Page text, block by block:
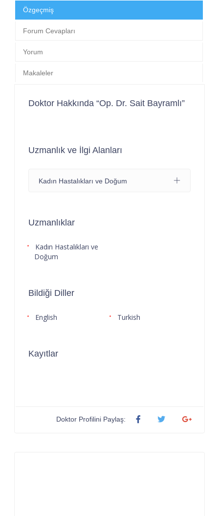
Özgeçmiş
Forum Cevapları
Yorum
Makaleler
Doktor Hakkında “Op. Dr. Sait Bayramlı”
Uzmanlık ve İlgi Alanları
Kadın Hastalıkları ve Doğum
Uzmanlıklar
Kadın Hastalıkları ve
Doğum
Bildiği Diller
English Turkish
Kayıtlar
Doktor Profilini Paylaş: